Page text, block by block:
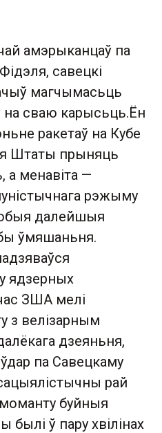
амэрыканцаў па
савецкі
магчымасьць
на сваю карысьць.Ён
ракетаў на Кубе
Штаты прыняць
а менавіта —
рэжыму
далейшыя
ўмяшаньня.
ядзерных
ЗША мелі
з велізарным
дзеяньня,
па Савецкаму
рай
моманту буйныя
былі ў пару хвілінах